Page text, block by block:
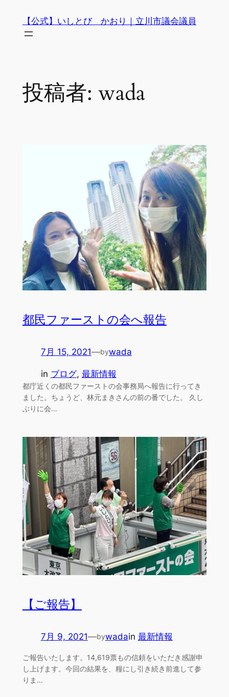
【公式】いしとび かおり｜立川市議会議員
投稿者: wada
都民ファーストの会へ報告
7月 15, 2021—bywada
in ブログ, 最新情報
都庁近くの都民ファーストの会事務局へ報告に行ってき
ました。ちょうど、林元まきさんの前の番でした。 久し
ぶりに会…
【ご報告】
7月 9, 2021—bywadain 最新情報
ご報告いたします。14,619票もの信頼をいただき感謝申
し上げます。今回の結果を、糧にし引き続き前進して参
りま…